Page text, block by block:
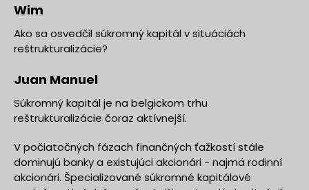
Wim
Ako sa osvedčil súkromný kapitál v situáciách
reštrukturalizácie?
Juan Manuel
Súkromný kapitál je na belgickom trhu
reštrukturalizácie čoraz aktívnejší.
V počiatočných fázach finančných ťažkostí stále
dominujú banky a existujúci akcionári - najmä rodinní
akcionári. Špecializované súkromné kapitálové